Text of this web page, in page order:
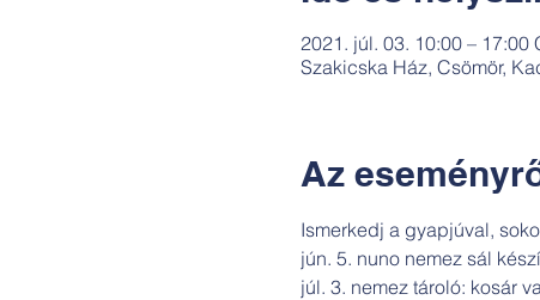
2021. júl. 03. 10:00 – 17:00
Szakicska Ház, Csömör,
Az
Ismerkedj a gyapjúval,
jún. 5. nuno nemez sál
júl. 3. nemez tároló: kosár